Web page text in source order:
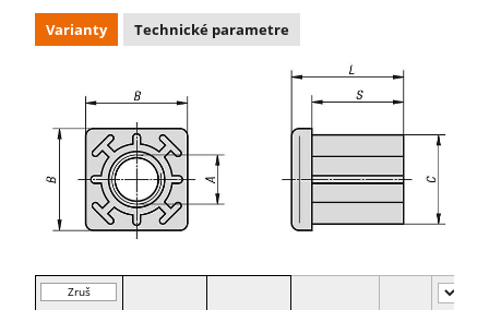
Varianty Technické parametre
Zruš
filter